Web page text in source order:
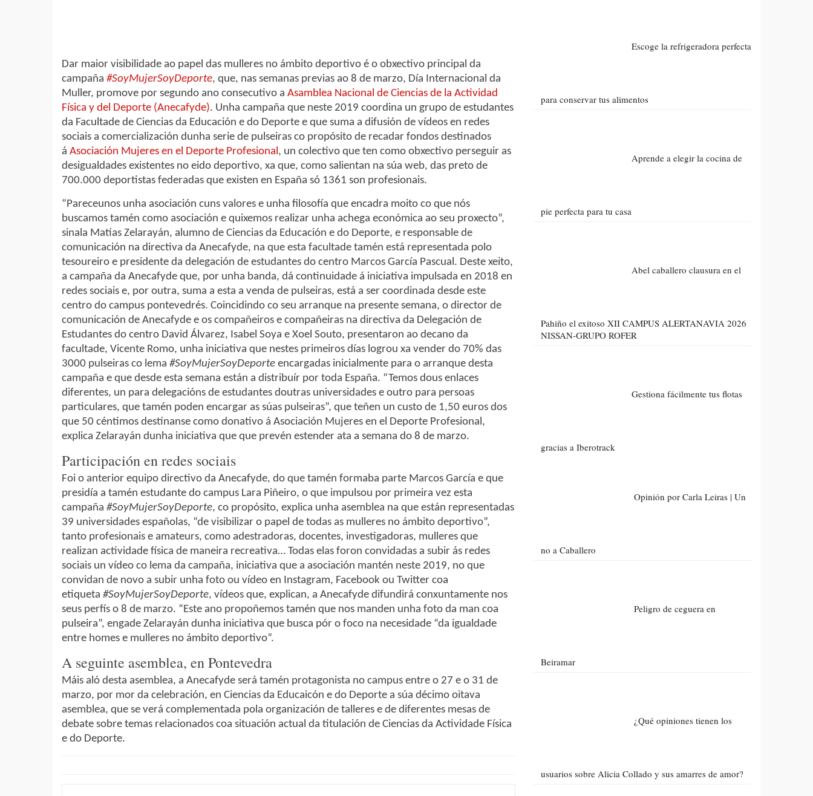
Dar maior visibilidade ao papel das mulleres no ámbito deportivo é o obxectivo principal da
campaña #SoyMujerSoyDeporte, que, nas semanas previas ao 8 de marzo, Día Internacional da
Muller, promove por segundo ano consecutivo a Asamblea Nacional de Ciencias de la Actividad
Física y del Deporte (Anecafyde). Unha campaña que neste 2019 coordina un grupo de estudantes
da Facultade de Ciencias da Educación e do Deporte e que suma a difusión de vídeos en redes
sociais a comercialización dunha serie de pulseiras co propósito de recadar fondos destinados
á Asociación Mujeres en el Deporte Profesional , un colectivo que ten como obxectivo perseguir as
desigualdades existentes no eido deportivo, xa que, como salientan na súa web, das preto de
700.000 deportistas federadas que existen en España só 1361 son profesionais.
“Pareceunos unha asociación cuns valores e unha filosofía que encadra moito co que nós
buscamos tamén como asociación e quixemos realizar unha achega económica ao seu proxecto”,
sinala Matías Zelarayán, alumno de Ciencias da Educación e do Deporte, e responsable de
comunicación na directiva da Anecafyde, na que esta facultade tamén está representada polo
tesoureiro e presidente da delegación de estudantes do centro Marcos García Pascual. Deste xeito,
a campaña da Anecafyde que, por unha banda, dá continuidade á iniciativa impulsada en 2018 en
redes sociais e, por outra, suma a esta a venda de pulseiras, está a ser coordinada desde este
centro do campus pontevedrés. Coincidindo co seu arranque na presente semana, o director de
comunicación de Anecafyde e os compañeiros e compañeiras na directiva da Delegación de
Estudantes do centro David Álvarez, Isabel Soya e Xoel Souto, presentaron ao decano da
facultade, Vicente Romo, unha iniciativa que nestes primeiros días logrou xa vender do 70% das
3000 pulseiras co lema #SoyMujerSoyDeporte encargadas inicialmente para o arranque desta
campaña e que desde esta semana están a distribuír por toda España. “Temos dous enlaces
diferentes, un para delegacións de estudantes doutras universidades e outro para persoas
particulares, que tamén poden encargar as súas pulseiras”, que teñen un custo de 1,50 euros dos
que 50 céntimos destínanse como donativo á Asociación Mujeres en el Deporte Profesional,
explica Zelarayán dunha iniciativa que que prevén estender ata a semana do 8 de marzo.
Participación en redes sociais
Foi o anterior equipo directivo da Anecafyde, do que tamén formaba parte Marcos García e que
presidía a tamén estudante do campus Lara Piñeiro, o que impulsou por primeira vez esta
campaña #SoyMujerSoyDeporte, co propósito, explica unha asemblea na que están representadas
39 universidades españolas, “de visibilizar o papel de todas as mulleres no ámbito deportivo”,
tanto profesionais e amateurs, como adestradoras, docentes, investigadoras, mulleres que
realizan actividade física de maneira recreativa… Todas elas foron convidadas a subir ás redes
sociais un vídeo co lema da campaña, iniciativa que a asociación mantén neste 2019, no que
convidan de novo a subir unha foto ou vídeo en Instagram, Facebook ou Twitter coa
etiqueta #SoyMujerSoyDeporte, vídeos que, explican, a Anecafyde difundirá conxuntamente nos
seus perfís o 8 de marzo. “Este ano propoñemos tamén que nos manden unha foto da man coa
pulseira”, engade Zelarayán dunha iniciativa que busca pór o foco na necesidade “da igualdade
entre homes e mulleres no ámbito deportivo”.
A seguinte asemblea, en Pontevedra
Máis aló desta asemblea, a Anecafyde será tamén protagonista no campus entre o 27 e o 31 de
marzo, por mor da celebración, en Ciencias da Educaicón e do Deporte a súa décimo oitava
asemblea, que se verá complementada pola organización de talleres e de diferentes mesas de
debate sobre temas relacionados coa situación actual da titulación de Ciencias da Actividade Física
e do Deporte.
Escoge la refrigeradora perfecta
para conservar tus alimentos
Aprende a elegir la cocina de
pie perfecta para tu casa
Abel caballero clausura en el
Pahiño el exitoso XII CAMPUS ALERTANAVIA 2026
NISSAN-GRUPO ROFER
Gestiona fácilmente tus flotas
gracias a Iberotrack
Opinión por Carla Leiras | Un
no a Caballero
Peligro de ceguera en
Beiramar
¿Qué opiniones tienen los
usuarios sobre Alicia Collado y sus amarres de amor?